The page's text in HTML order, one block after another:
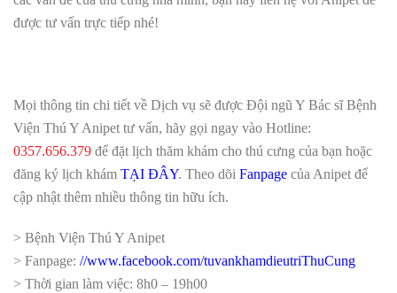
được tư vấn trực tiếp nhé!
Mọi thông tin chi tiết về Dịch vụ sẽ được Đội ngũ Y Bác sĩ Bệnh
Viện Thú Y Anipet tư vấn, hãy gọi ngay vào Hotline:
0357.656.379 để đặt lịch thăm khám cho thú cưng của bạn hoặc
đăng ký lịch khám TẠI ĐÂY. Theo dõi Fanpage của Anipet để
cập nhật thêm nhiều thông tin hữu ích.
> Bệnh Viện Thú Y Anipet
> Fanpage: //www.facebook.com/tuvankhamdieutriThuCung
> Thời gian làm việc: 8h0 – 19h00